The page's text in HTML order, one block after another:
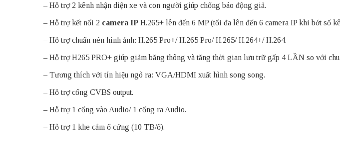
– Hỗ trợ 2 kênh nhận diện xe và con người giúp chống báo động giả.
– Hỗ trợ kết nối 2 camera IP H.265+ lên đến 6 MP (tối đa lên đến 6 camera IP khi bớt số
– Hỗ trợ chuẩn nén hình ảnh: H.265 Pro+/ H.265 Pro/ H.265/ H.264+/ H.264.
– Hỗ trợ H265 PRO+ giúp giảm băng thông và tăng thời gian lưu trữ gấp 4 LẦN so với
– Tương thích với tín hiệu ngõ ra: VGA/HDMI xuất hình song song.
– Hỗ trợ cổng CVBS output.
– Hỗ trợ 1 cổng vào Audio/ 1 cổng ra Audio.
– Hỗ trợ 1 khe cắm ổ cứng (10 TB/ổ).